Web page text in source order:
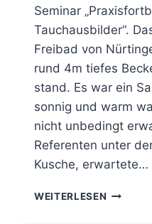
Seminar
Tauchausbilder“.
Freibad von
rund 4m tiefes
stand. Es war ein
sonnig und warm
nicht unbedingt
Referenten unter
Kusche, erwartete…
WEITERLESEN VOM